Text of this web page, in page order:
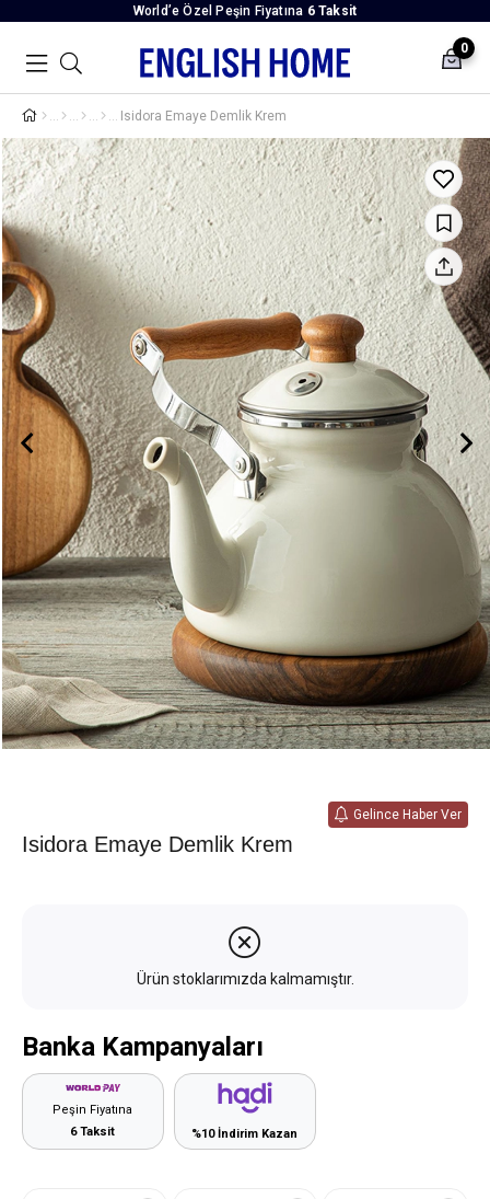
World’e Özel Peşin Fiyatına 6 Taksit
0
Isidora Emaye Demlik Krem
Gelince Haber Ver
Isidora Emaye Demlik Krem
Ürün stoklarımızda kalmamıştır.
Banka Kampanyaları
Peşin Fiyatına
6 Taksit
%10 İndirim Kazan